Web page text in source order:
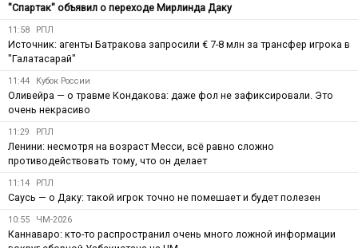
"Спартак" объявил о переходе Мирлинда Даку
11:58 РПЛ
Источник: агенты Батракова запросили € 7-8 млн за трансфер игрока в
"Галатасарай"
11:44 Кубок России
Оливейра — о травме Кондакова: даже фол не зафиксировали. Это
очень некрасиво
11:29 РПЛ
Ленини: несмотря на возраст Месси, всё равно сложно
противодействовать тому, что он делает
11:14 РПЛ
Саусь — о Даку: такой игрок точно не помешает и будет полезен
10:55 ЧМ-2026
Каннаваро: кто-то распространил очень много ложной информации